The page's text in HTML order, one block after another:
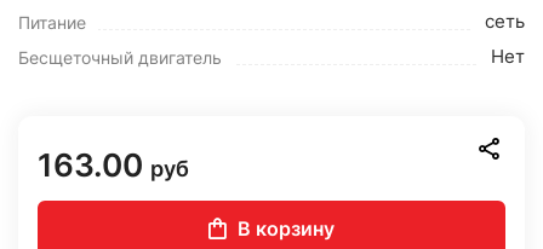
Питание сеть
Бесщеточный двигатель Нет
163.00 руб
В корзину